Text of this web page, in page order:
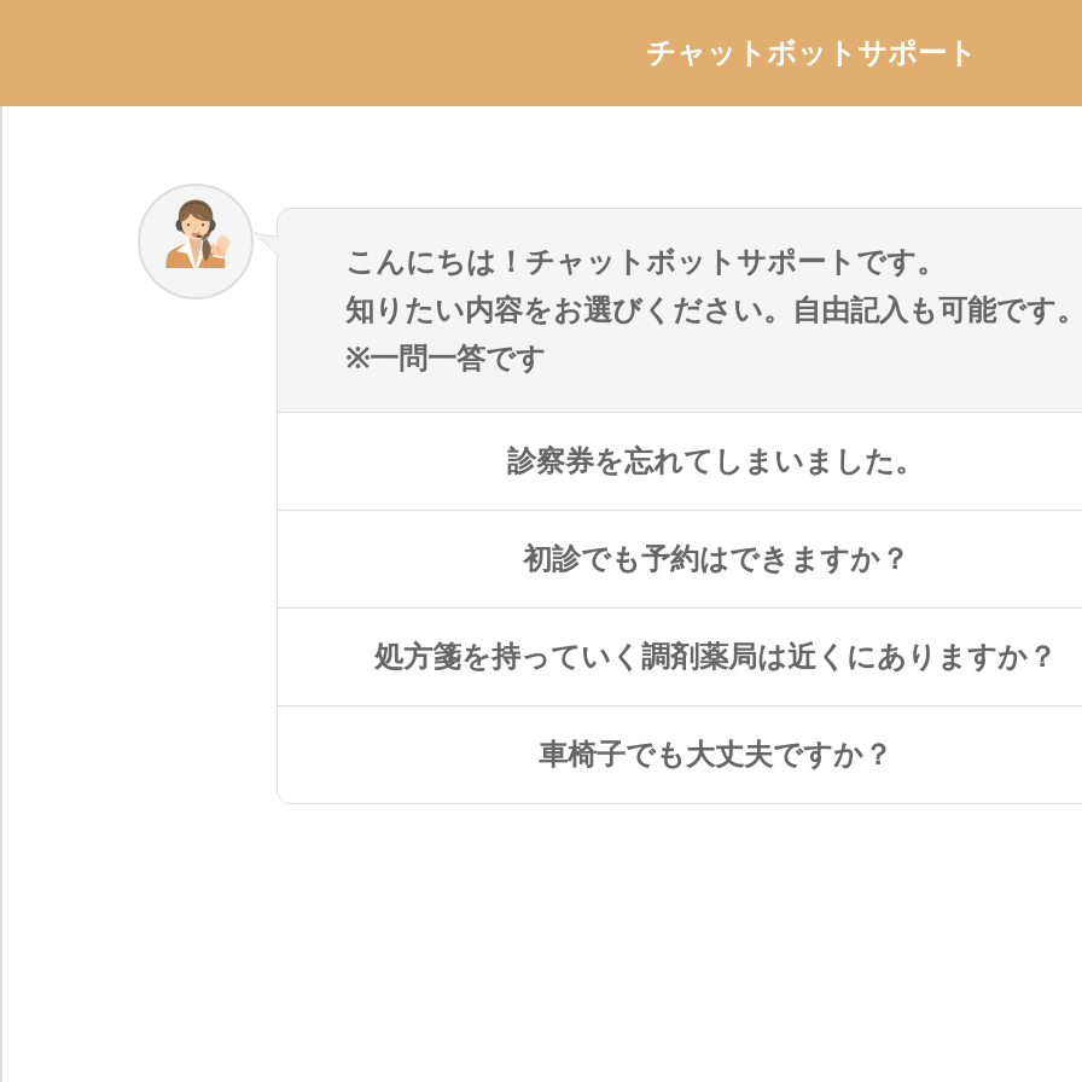
チャットボットサポート
こんにちは！チャットボットサポートです。
知りたい内容をお選びください。自由記入も可能です
※一問一答です
診察券を忘れてしまいました。
初診でも予約はできますか？
処方箋を持っていく調剤薬局は近くにありますか？
車椅子でも大丈夫ですか？